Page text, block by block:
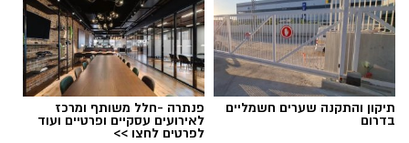
תיקון והתקנה שערים חשמליים
בדרום
פנתרה -חלל משותף ומרכז
לאירועים עסקיים ופרטיים ועוד
לפרטים לחצו >>